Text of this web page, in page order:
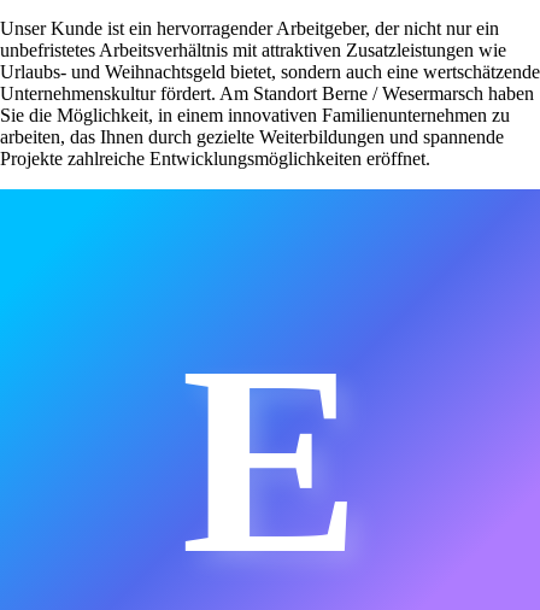
Unser Kunde ist ein hervorragender Arbeitgeber, der nicht nur ein
unbefristetes Arbeitsverhältnis mit attraktiven Zusatzleistungen wie
Urlaubs- und Weihnachtsgeld bietet, sondern auch eine wertschätzende
Unternehmenskultur fördert. Am Standort Berne / Wesermarsch haben
Sie die Möglichkeit, in einem innovativen Familienunternehmen zu
arbeiten, das Ihnen durch gezielte Weiterbildungen und spannende
Projekte zahlreiche Entwicklungsmöglichkeiten eröffnet.
E